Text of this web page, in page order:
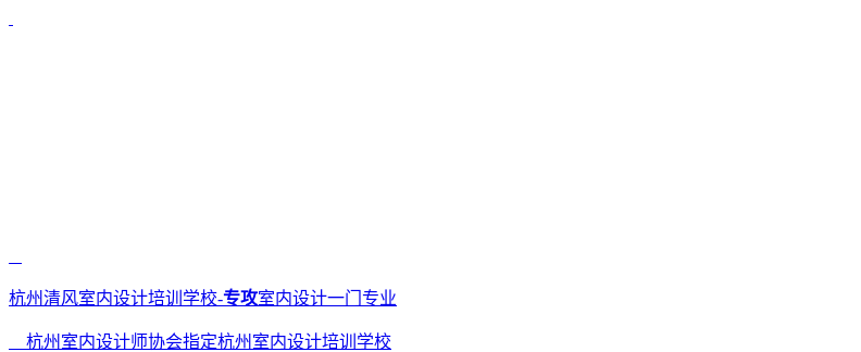
杭州清风室内设计培训学校-专攻室内设计一门专业
杭州室内设计师协会指定杭州室内设计培训学校